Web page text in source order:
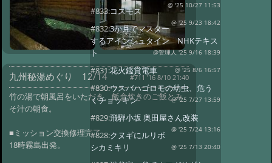
九州秘湯めぐり 12/14 #711 '16 8/10 21:40
竹の湯で朝風呂をいただき、飯盒炊きのご飯とみ
そ汁の朝食。
■ミッション交換修理完了
18時霧島出発。
@ '25 10/27 11:53
#833:コスモス
@ '25 9/23 18:42
#832:3か月でマスター
するアインシュタイン NHKテキス
ト
@管理人 '25 9/16 18:39
#831:花火鑑賞電車 @ '25 8/6 16:57
#830:ウスバハゴロモの幼虫、危う
くチョッキン
@ '25 7/27 13:59
#829:飛騨小坂 奥田屋さん改装
@ '25 7/24 13:16
#828:クヌギにルリボ
シカミキリ
@ '25 7/13 20:40